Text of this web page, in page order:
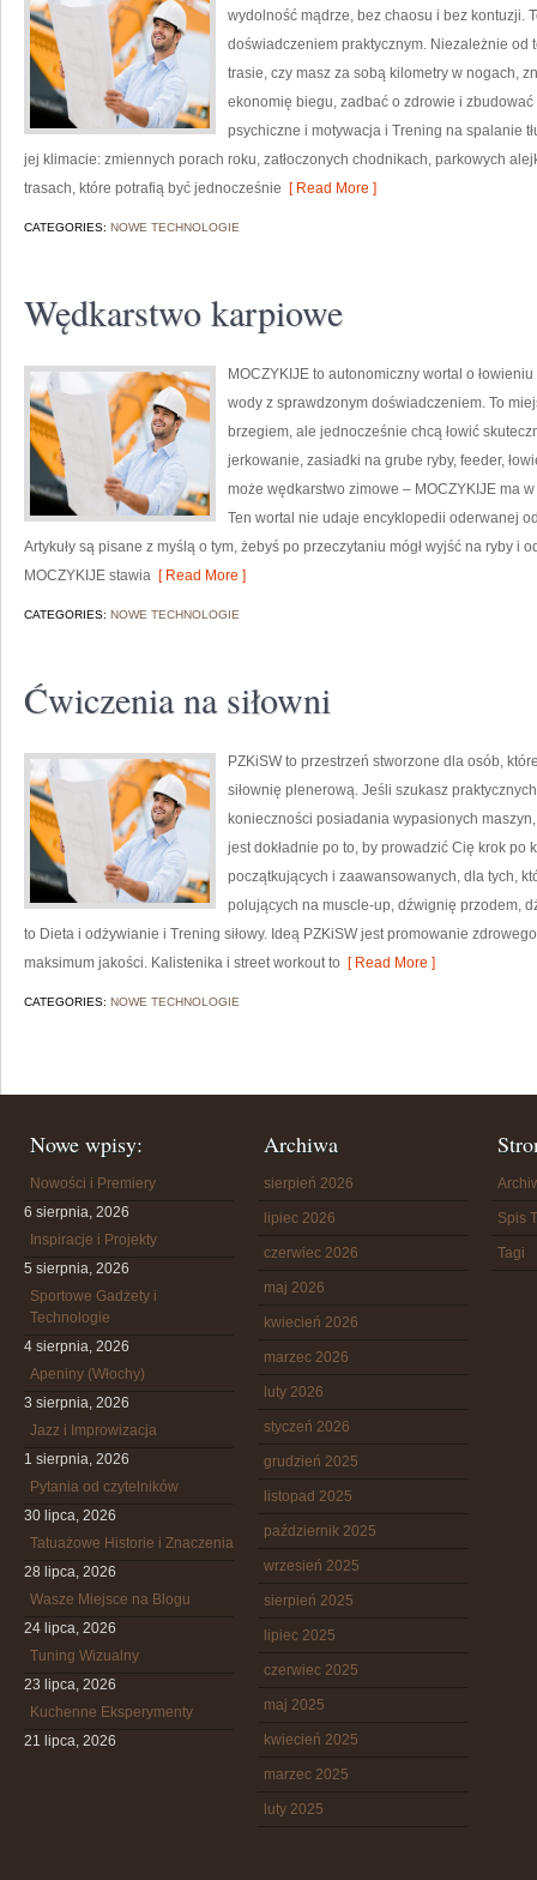
wydolność mądrze, bez chaosu i bez kontuzji.
doświadczeniem praktycznym. Niezależnie od
trasie, czy masz za sobą kilometry w nogach,
ekonomię biegu, zadbać o zdrowie i
psychiczne i motywacja i Trening na spalanie
jej klimacie: zmiennych porach roku, zatłoczonych chodnikach, parkowych
trasach, które potrafią być jednocześnie [ Read More ]
CATEGORIES: NOWE TECHNOLOGIE
Wędkarstwo karpiowe
MOCZYKIJE to autonomiczny wortal o
wody z sprawdzonym doświadczeniem. To
brzegiem, ale jednocześnie chcą łowić
jerkowanie, zasiadki na grube ryby, feeder,
może wędkarstwo zimowe – MOCZYKIJE ma
Ten wortal nie udaje encyklopedii oderwanej
Artykuły są pisane z myślą o tym, żebyś po przeczytaniu mógł wyjść na ryby i
MOCZYKIJE stawia [ Read More ]
CATEGORIES: NOWE TECHNOLOGIE
Ćwiczenia na siłowni
PZKiSW to przestrzeń stworzone dla osób,
siłownię plenerową. Jeśli szukasz
konieczności posiadania wypasionych
jest dokładnie po to, by prowadzić Cię krok po
początkujących i zaawansowanych, dla tych,
polujących na muscle-up, dźwignię przodem,
to Dieta i odżywianie i Trening siłowy. Ideą PZKiSW jest promowanie
maksimum jakości. Kalistenika i street workout to [ Read More ]
CATEGORIES: NOWE TECHNOLOGIE
Nowe wpisy:
Nowości i Premiery
6 sierpnia, 2026
Inspiracje i Projekty
5 sierpnia, 2026
Sportowe Gadżety i
Technologie
4 sierpnia, 2026
Apeniny (Włochy)
3 sierpnia, 2026
Jazz i Improwizacja
1 sierpnia, 2026
Pytania od czytelników
30 lipca, 2026
Tatuażowe Historie i Znaczenia
28 lipca, 2026
Wasze Miejsce na Blogu
24 lipca, 2026
Tuning Wizualny
23 lipca, 2026
Kuchenne Eksperymenty
21 lipca, 2026
Archiwa
sierpień 2026
lipiec 2026
czerwiec 2026
maj 2026
kwiecień 2026
marzec 2026
luty 2026
styczeń 2026
grudzień 2025
listopad 2025
październik 2025
wrzesień 2025
sierpień 2025
lipiec 2025
czerwiec 2025
maj 2025
kwiecień 2025
marzec 2025
luty 2025
Spis
Tagi